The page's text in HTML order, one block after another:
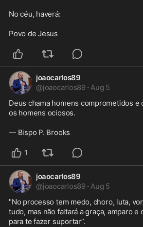
No céu, haverá:
Povo de Jesus
joaocarlos89
@joaocarlos89 · Aug 5
Deus chama homens comprometidos e
os homens ociosos.
— Bispo P. Brooks
1
joaocarlos89
@joaocarlos89 · Aug 5
"No processo tem medo, choro, luta,
tudo, mas não faltará a graça, amparo e
para te fazer suportar”.